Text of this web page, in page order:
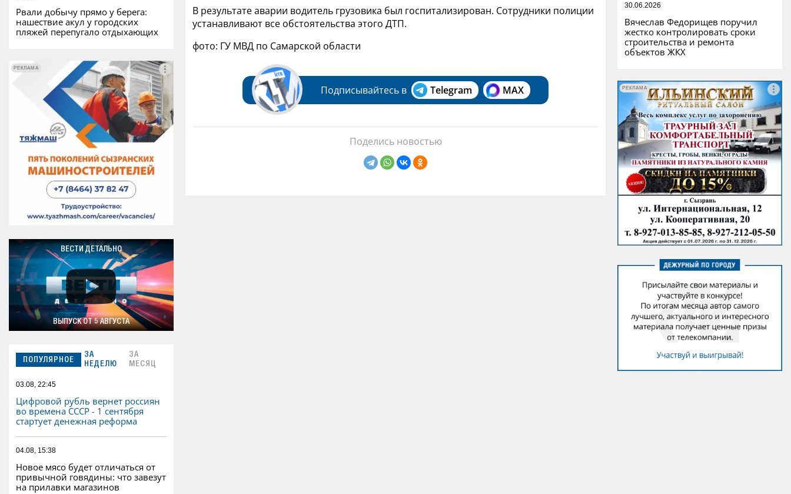
Рвали добычу прямо у берега:
нашествие акул у городских
пляжей перепугало отдыхающих
РЕКЛАМА
РЕКЛАМА
ВЕСТИ ДЕТАЛЬНО
ВЫПУСК ОТ 5 АВГУСТА
ПОПУЛЯРНОЕ
ЗА
НЕДЕЛЮ
ЗА
МЕСЯЦ
03.08, 22:45
Цифровой рубль вернет россиян
во времена СССР - 1 сентября
стартует денежная реформа
04.08, 15:38
Новое мясо будет отличаться от
привычной говядины: что завезут
на прилавки магазинов
В результате аварии водитель грузовика был госпитализирован. Сотрудники полиции
устанавливают все обстоятельства этого ДТП.
фото: ГУ МВД по Самарской области
Подписывайтесь в Telegram MAX
Поделись новостью
30.06.2026
Вячеслав Федорищев поручил
жестко контролировать сроки
строительства и ремонта
объектов ЖКХ
РЕКЛАМА